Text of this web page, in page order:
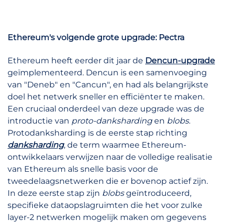
Ethereum's volgende grote upgrade: Pectra
Ethereum heeft eerder dit jaar de Dencun-upgrade
geïmplementeerd. Dencun is een samenvoeging
van "Deneb" en "Cancun", en had als belangrijkste
doel het netwerk sneller en efficiënter te maken.
Een cruciaal onderdeel van deze upgrade was de
introductie van proto-dankshardingen blobs.
Protodanksharding is de eerste stap richting
danksharding, de term waarmee Ethereum-
ontwikkelaars verwijzen naar de volledige realisatie
van Ethereum als snelle basis voor de
tweedelaagsnetwerken die er bovenop actief zijn.
In deze eerste stap zijn blobsgeïntroduceerd,
specifieke dataopslagruimten die het voor zulke
layer-2 netwerken mogelijk maken om gegevens